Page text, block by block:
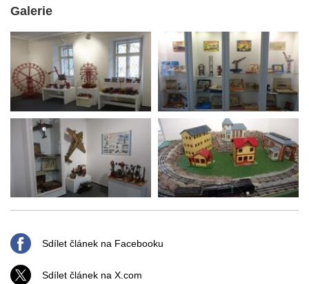
Galerie
Sdílet článek na Facebooku
Sdílet článek na X.com